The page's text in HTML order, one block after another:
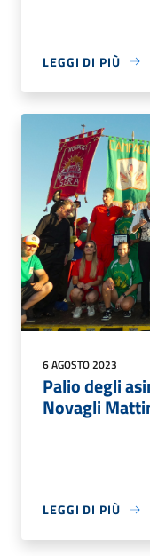
LEGGI DI PIÙ
6 AGOSTO 2023
Palio degli
Novagli
LEGGI DI PIÙ